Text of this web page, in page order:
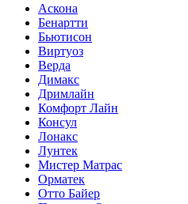
Аскона
Бенартти
Бьютисон
Виртуоз
Верда
Димакс
Дримлайн
Комфорт Лайн
Консул
Лонакс
Лунтек
Мистер Матрас
Орматек
Отто Байер